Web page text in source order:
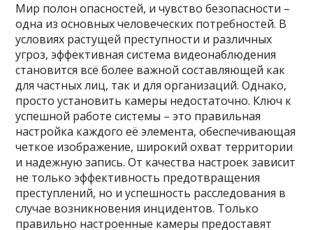
Мир полон опасностей, и чувство безопасности –
одна из основных человеческих потребностей. В
условиях растущей преступности и различных
угроз, эффективная система видеонаблюдения
становится всё более важной составляющей как
для частных лиц, так и для организаций. Однако,
просто установить камеры недостаточно. Ключ к
успешной работе системы – это правильная
настройка каждого её элемента, обеспечивающая
четкое изображение, широкий охват территории
и надежную запись. От качества настроек зависит
не только эффективность предотвращения
преступлений, но и успешность расследования в
случае возникновения инцидентов. Только
правильно настроенные камеры предоставят